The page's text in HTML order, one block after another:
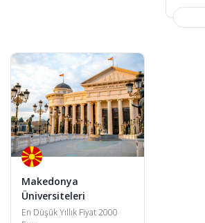
Makedonya
Üniversiteleri
En Düşük Yıllık Fiyat 2000